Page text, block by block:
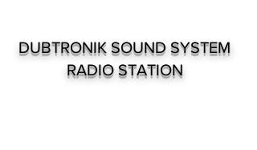
DUBTRONIK SOUND SYSTEM
RADIO STATION